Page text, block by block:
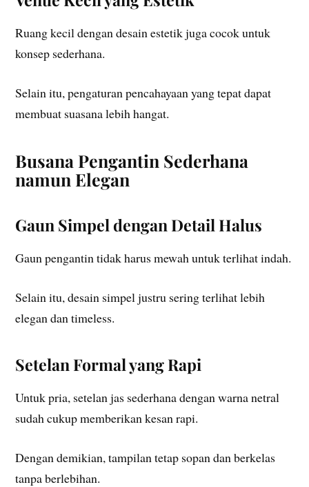
Ruang kecil dengan desain estetik juga cocok untuk
konsep sederhana.
Selain itu, pengaturan pencahayaan yang tepat dapat
membuat suasana lebih hangat.
Busana Pengantin Sederhana
namun Elegan
Gaun Simpel dengan Detail Halus
Gaun pengantin tidak harus mewah untuk terlihat indah.
Selain itu, desain simpel justru sering terlihat lebih
elegan dan timeless.
Setelan Formal yang Rapi
Untuk pria, setelan jas sederhana dengan warna netral
sudah cukup memberikan kesan rapi.
Dengan demikian, tampilan tetap sopan dan berkelas
tanpa berlebihan.